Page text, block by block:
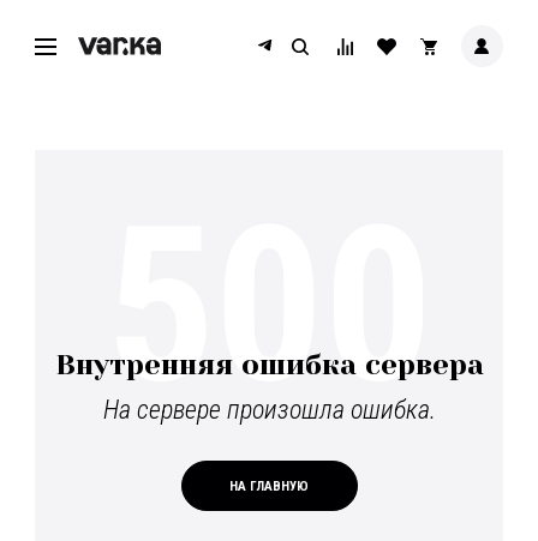
Внутренняя ошибка сервера
На сервере произошла ошибка.
НА ГЛАВНУЮ
500